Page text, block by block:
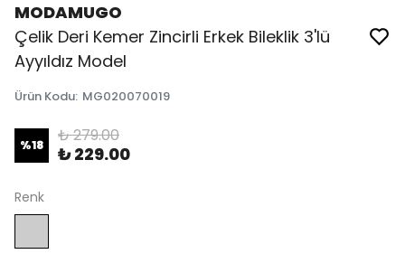
MODAMUGO
Çelik Deri Kemer Zincirli Erkek Bileklik 3'lü
Ayyıldız Model
Ürün Kodu: MG020070019
%18 ₺ 279.00
₺ 229.00
Renk